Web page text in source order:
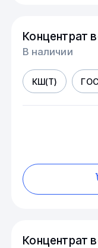
Концентрат
В наличии
КШ(Т)
Концентрат